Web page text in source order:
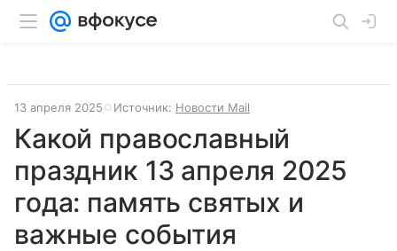
13 апреля 2025 Источник: Новости Mail
Какой православный
праздник 13 апреля 2025
года: память святых и
важные события